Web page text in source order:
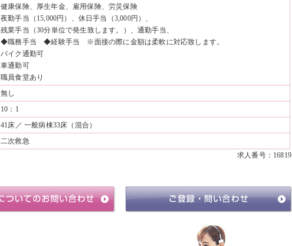
健康保険、厚生年金、雇用保険、労災保険
夜勤手当（15,000円）、休日手当（3,000円）、
残業手当（30分単位で発生致します。）、通勤手当、
◆職務手当 ◆経験手当 ※面接の際に金額は柔軟に対応致します。
バイク通勤可
車通勤可
職員食堂あり
無し
10：1
41床／ 一般病棟33床（混合）
二次救急
求人番号：16819